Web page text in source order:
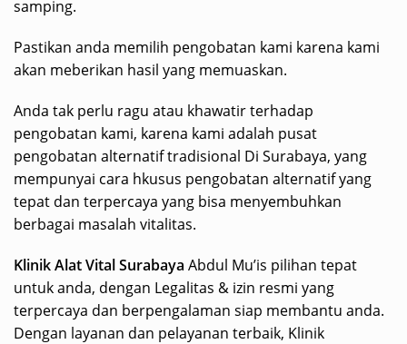
samping.
Pastikan anda memilih pengobatan kami karena kami
akan meberikan hasil yang memuaskan.
Anda tak perlu ragu atau khawatir terhadap
pengobatan kami, karena kami adalah pusat
pengobatan alternatif tradisional Di Surabaya, yang
mempunyai cara hkusus pengobatan alternatif yang
tepat dan terpercaya yang bisa menyembuhkan
berbagai masalah vitalitas.
Klinik Alat Vital Surabaya Abdul Mu’is pilihan tepat
untuk anda, dengan Legalitas & izin resmi yang
terpercaya dan berpengalaman siap membantu anda.
Dengan layanan dan pelayanan terbaik, Klinik